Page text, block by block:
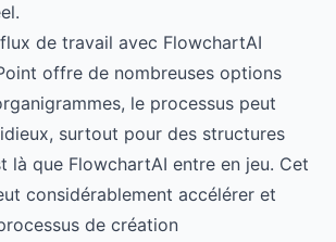
de travail avec FlowchartAI
offre de nombreuses options
le processus peut
surtout pour des structures
là que FlowchartAI entre en jeu. Cet
considérablement accélérer et
de création